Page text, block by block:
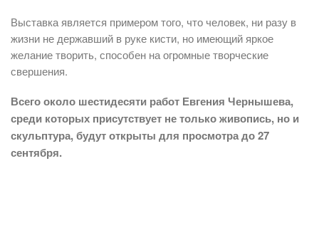
Выставка является примером того, что человек, ни разу в
жизни не державший в руке кисти, но имеющий яркое
желание творить, способен на огромные творческие
свершения.
Всего около шестидесяти работ Евгения Чернышева,
среди которых присутствует не только живопись, но и
скульптура, будут открыты для просмотра до 27
сентября.